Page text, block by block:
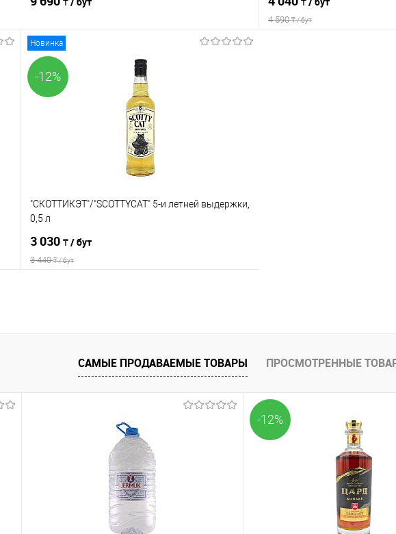
В корзину
Сравнение
4 590₸ / бут
Новинка
-12%
"СКОТТИКЭТ"/"SCOTTYCAT" 5-и летней выдержки,
0,5 л
3 030 ₸ / бут
3 440₸ / бут
Сравнение
В избранное
В наличии
САМЫЕ ПРОДАВАЕМЫЕ ТОВАРЫ ПРОСМОТРЕННЫЕ
-12%